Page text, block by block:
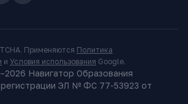
Применяются Политика
и Условия использования Google.
2026 Навигатор Образования
ЭЛ № ФС 77-53923 от